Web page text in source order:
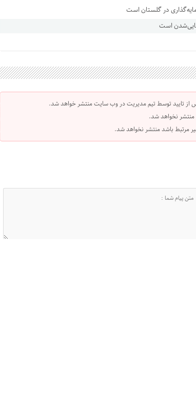
است
از تایید توسط تیم مدیریت در وب سایت منتشر خواهد شد.
منتشر نخواهد شد.
مرتبط باشد منتشر نخواهد شد.